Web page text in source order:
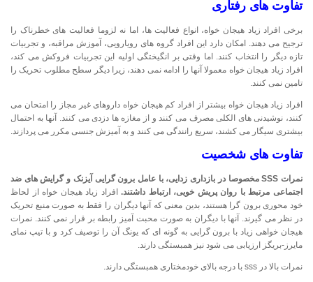
تفاوت های رفتاری
برخی افراد زیاد هیجان خواه، انواع فعالیت ها، اما نه لزوما فعالیت های خطرناک را
ترجیح می دهند. امکان دارد این افراد گروه های رویارویی، آموزش مراقبه، و تجربیات
تازه دیگر را انتخاب کنند. اما وقتی بر انگیختگی اولیه این تجربیات فروکش می کند،
افراد زیاد هیجان خواه معمولا آنها را ادامه نمی دهند، زیرا دیگر سطح مطلوب تحریک را
تامین نمی کنند.
افراد زیاد هیجان خواه بیشتر از افراد کم هیجان خواه داروهای غیر مجاز را امتحان می
کنند، نوشیدنی های الکلی مصرف می کنند و از مغازه ها دزدی می کنند. آنها به احتمال
بیشتری سیگار می کشند، سریع رانندگی می کنند و به آمیزش جنسی مکرر می پردازند.
تفاوت های شخصیت
نمرات SSS مخصوصا در بازداری زدایی، با عامل برون گرایی آیزنک و گرایش های ضد
اجتماعی مرتبط با روان پریش خویی، ارتباط داشتند.افراد زیاد هیجان خواه از لحاظ
خود محوری برون گرا هستند، بدین معنی که آنها دیگران را فقط به صورت منبع تحریک
در نظر می گیرند. آنها با دیگران به صورت محبت آمیز رابطه بر قرار نمی کنند. نمرات
هیجان خواهی زیاد با برون گرایی به گونه ای که یونگ آن را توصیف کرد و با تیپ نمای
مایرز-بریگز ارزیابی می شود نیز همبستگی دارند.
نمرات بالا در sss با درجه بالای خودمختاری همبستگی دارند.